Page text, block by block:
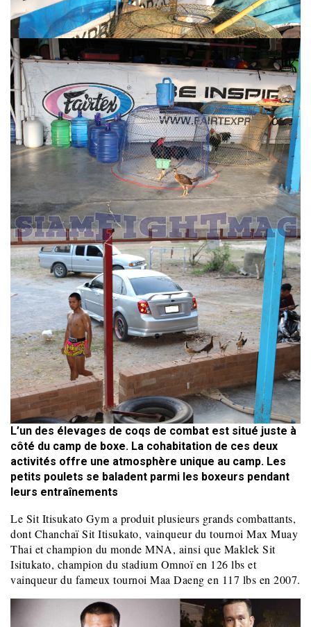
L’un des élevages de coqs de combat est situé juste à
côté du camp de boxe. La cohabitation de ces deux
activités offre une atmosphère unique au camp. Les
petits poulets se baladent parmi les boxeurs pendant
leurs entraînements
Le Sit Itisukato Gym a produit plusieurs grands combattants,
dont Chanchaï Sit Itisukato, vainqueur du tournoi Max Muay
Thai et champion du monde MNA, ainsi que Maklek Sit
Isitukato, champion du stadium Omnoï en 126 lbs et
vainqueur du fameux tournoi Maa Daeng en 117 lbs en 2007.